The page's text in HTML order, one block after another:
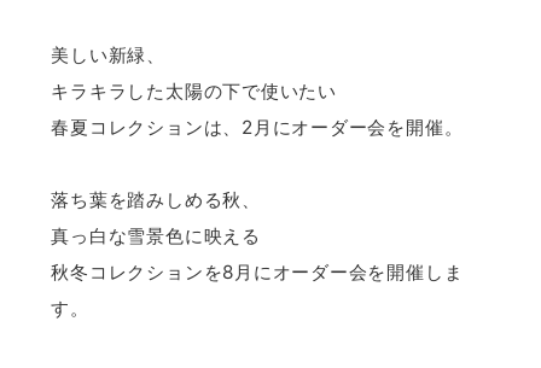
美しい新緑、
キラキラした太陽の下で使いたい
春夏コレクションは、2月にオーダー会を開催。
落ち葉を踏みしめる秋、
真っ白な雪景色に映える
秋冬コレクションを8月にオーダー会を開催しま
す。